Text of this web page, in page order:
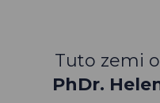
Tuto zemi
PhDr.